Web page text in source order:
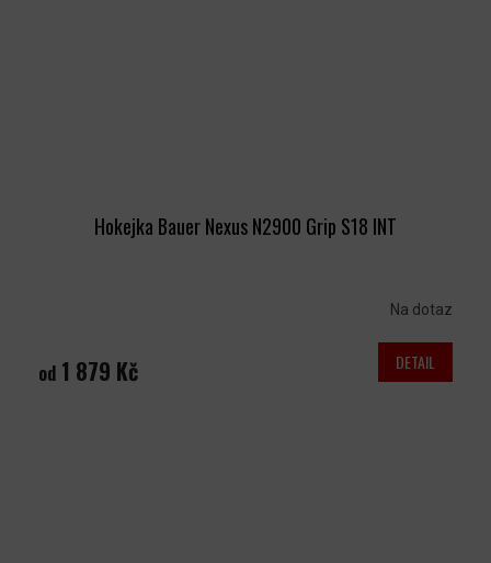
Hokejka Bauer Nexus N2900 Grip S18 INT
Na dotaz
od 1 879 Kč DETAIL